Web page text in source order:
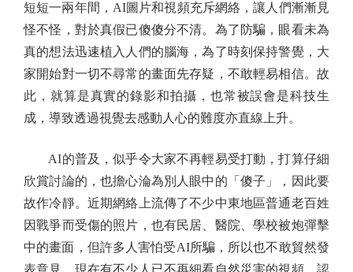
短短一兩年間，AI圖片和視頻充斥網絡，讓人們漸漸見
怪不怪，對於真假已傻傻分不清。為了防騙，眼看未為
真的想法迅速植入人們的腦海，為了時刻保持警覺，大
家開始對一切不尋常的畫面先存疑，不敢輕易相信。故
此，就算是真實的錄影和拍攝，也常被誤會是科技生
成，導致透過視覺去感動人心的難度亦直線上升。
AI的普及，似乎令大家不再輕易受打動，打算仔細
欣賞討論的，也擔心淪為別人眼中的「傻子」，因此要
故作冷靜。近期網絡上流傳了不少中東地區普通老百姓
因戰爭而受傷的照片，也有民居、醫院、學校被炮彈擊
中的畫面，但許多人害怕受AI所騙，所以也不敢貿然發